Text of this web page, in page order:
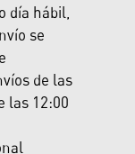
día hábil,
se
de las
las 12:00